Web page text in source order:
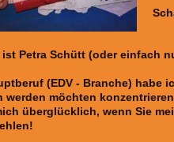
ist Petra Schütt (oder einfach
(EDV - Branche) habe
werden möchten
überglücklich, wenn Sie